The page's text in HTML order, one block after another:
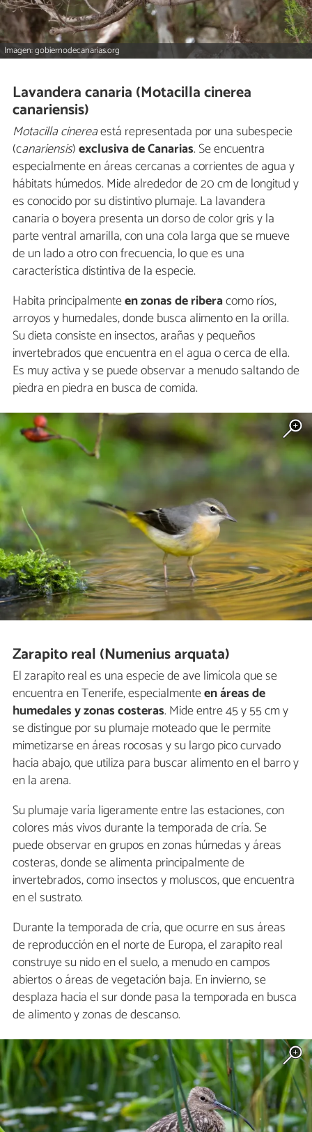
Imagen: gobiernodecanarias.org
Lavandera canaria (Motacilla cinerea
canariensis)
Motacilla cinereaestá representada por una subespecie
(canariensis)exclusiva de Canarias. Se encuentra
especialmente en áreas cercanas a corrientes de agua y
hábitats húmedos. Mide alrededor de 20 cm de longitud y
es conocido por su distintivo plumaje. La lavandera
canaria o boyera presenta un dorso de color gris y la
parte ventral amarilla, con una cola larga que se mueve
de un lado a otro con frecuencia, lo que es una
característica distintiva de la especie.
Habita principalmenteen zonas de riberacomo ríos,
arroyos y humedales, donde busca alimento en la orilla.
Su dieta consiste en insectos, arañas y pequeños
invertebrados que encuentra en el agua o cerca de ella.
Es muy activa y se puede observar a menudo saltando de
piedra en piedra en busca de comida.
Zarapito real (Numenius arquata)
El zarapito real es una especie de ave limícola que se
encuentra en Tenerife, especialmenteen áreas de
humedales y zonas costeras. Mide entre 45 y 55 cm y
se distingue por su plumaje moteado que le permite
mimetizarse en áreas rocosas y su largo pico curvado
hacia abajo, que utiliza para buscar alimento en el barro y
en la arena.
Su plumaje varía ligeramente entre las estaciones, con
colores más vivos durante la temporada de cría. Se
puede observar en grupos en zonas húmedas y áreas
costeras, donde se alimenta principalmente de
invertebrados, como insectos y moluscos, que encuentra
en el sustrato.
Durante la temporada de cría, que ocurre en sus áreas
de reproducción en el norte de Europa, el zarapito real
construye su nido en el suelo, a menudo en campos
abiertos o áreas de vegetación baja. En invierno, se
desplaza hacia el sur donde pasa la temporada en busca
de alimento y zonas de descanso.